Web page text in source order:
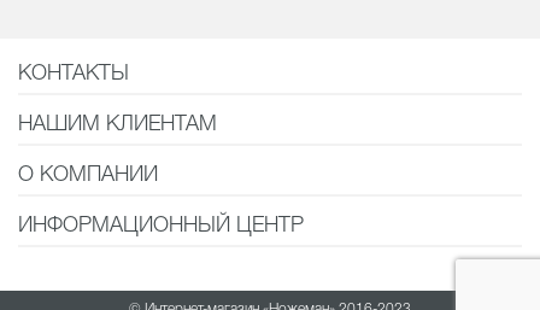
КОНТАКТЫ
НАШИМ КЛИЕНТАМ
О КОМПАНИИ
ИНФОРМАЦИОННЫЙ ЦЕНТР